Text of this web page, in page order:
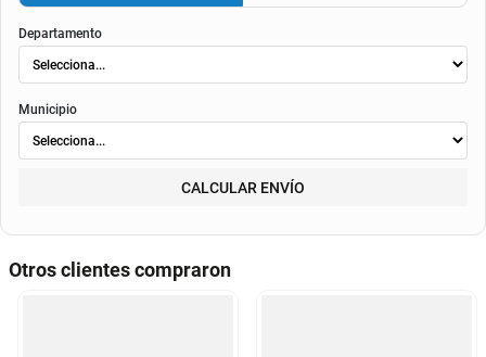
Departamento
Municipio
CALCULAR ENVÍO
Otros clientes compraron